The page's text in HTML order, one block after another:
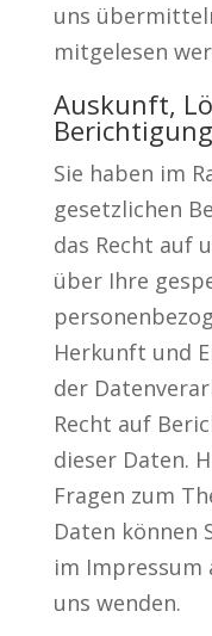
uns
mitgelesen
Auskunft,
Berichtigung
Sie haben im
gesetzlichen
das Recht auf
über Ihre
Herkunft und
der
Recht auf
dieser Daten.
Fragen zum
Daten können
im Impressum
uns wenden.